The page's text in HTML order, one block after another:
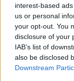
interest-based
us or personal
your opt-out. You
disclosure of your
IAB’s list of
also be disclosed
Downstream
για
64χρονου